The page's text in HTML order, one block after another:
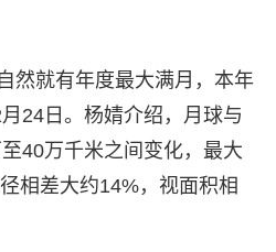
然就有年度最大满月，本年
24日。杨婧介绍，月球与
40万千米之间变化，最大
相差大约14%，视面积相